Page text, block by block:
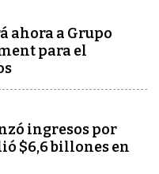
ahora a Grupo
para el
ingresos por
$6,6 billones en